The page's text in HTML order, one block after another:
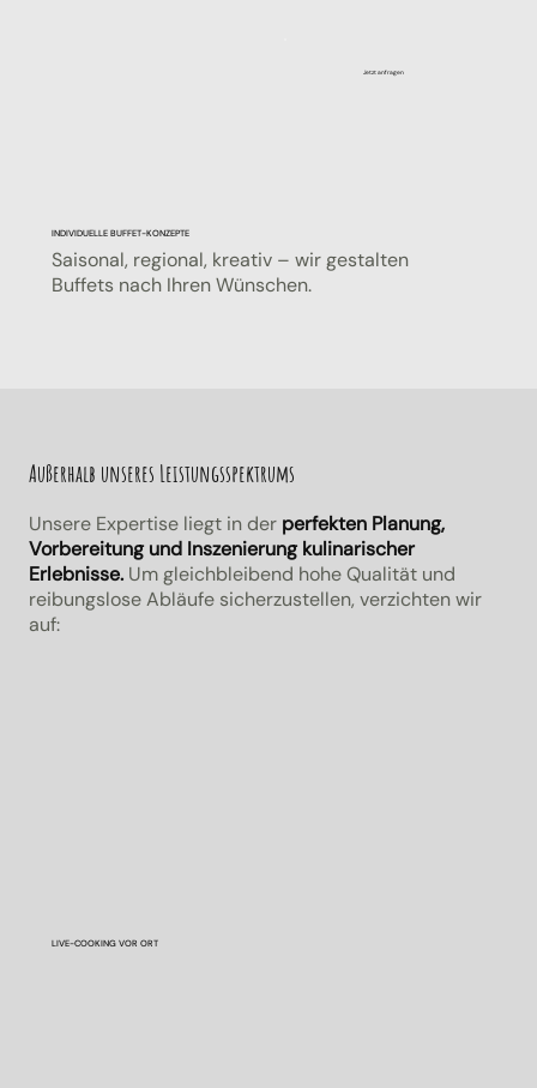
Jetzt anfragen
INDIVIDUELLE BUFFET-KONZEPTE
Saisonal, regional, kreativ – wir gestalten
Buffets nach Ihren Wünschen.
Außerhalb unseres Leistungsspektrums
Unsere Expertise liegt in der perfekten Planung,
Vorbereitung und Inszenierung kulinarischer
Erlebnisse.Um gleichbleibend hohe Qualität und
reibungslose Abläufe sicherzustellen, verzichten wir
auf:
LIVE-COOKING VOR ORT